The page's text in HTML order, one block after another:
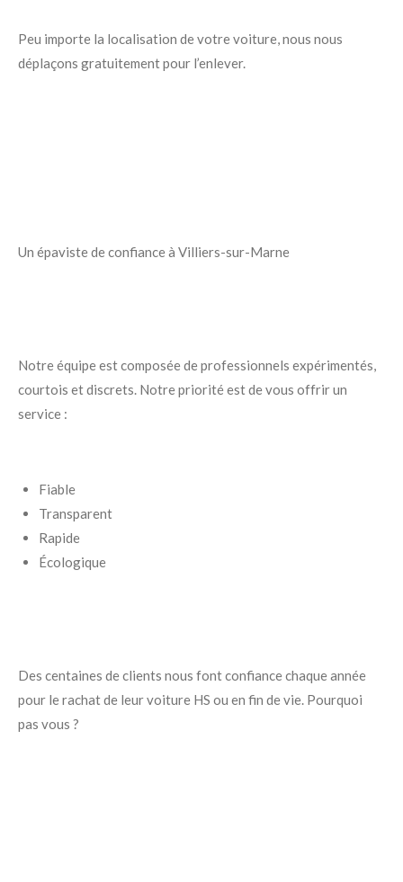
Peu importe la localisation de votre voiture, nous nous
déplaçons gratuitement pour l’enlever.
Un épaviste de confiance à Villiers-sur-Marne
Notre équipe est composée de professionnels expérimentés,
courtois et discrets. Notre priorité est de vous offrir un
service :
Fiable
Transparent
Rapide
Écologique
Des centaines de clients nous font confiance chaque année
pour le rachat de leur voiture HS ou en fin de vie. Pourquoi
pas vous ?